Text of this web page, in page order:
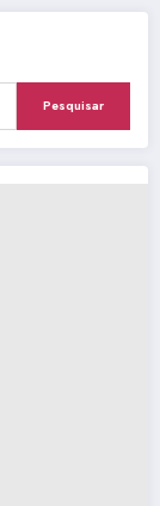
Pesquisar